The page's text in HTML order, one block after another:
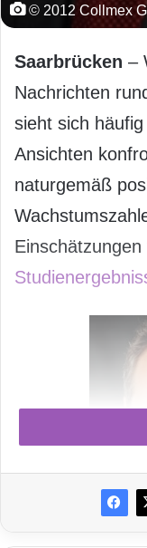
© 2012 Collmex
Saarbrücken –
Nachrichten
sieht sich
Ansichten
naturgemäß